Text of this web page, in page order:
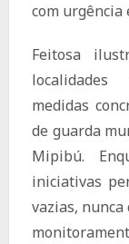
com urgência
Feitosa
medidas
de guarda
Mipibú.
iniciativas
vazias, nunca